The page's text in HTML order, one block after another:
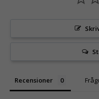
Recensioner